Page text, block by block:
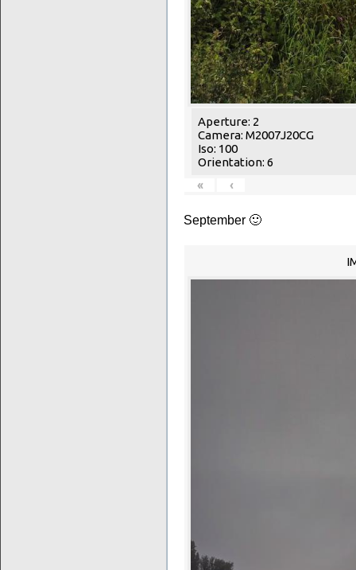
Aperture: 2
Camera: M2007J20CG
Iso: 100
Orientation: 6
«
‹
September 🙂